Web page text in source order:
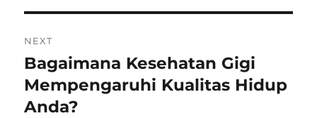
NEXT
Next
post:
Bagaimana Kesehatan Gigi
Mempengaruhi Kualitas Hidup
Anda?